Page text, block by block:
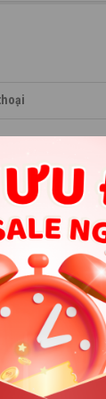
sắc nét,
Thỏa sức
theo nhịp điệu
vẫn chưa
10 phút sẽ
ra khi cần và